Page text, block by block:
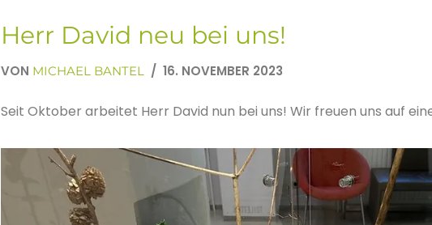
Herr David neu bei uns!
VON MICHAEL BANTEL 16. NOVEMBER 2023
Seit Oktober arbeitet Herr David nun bei uns! Wir freuen uns auf